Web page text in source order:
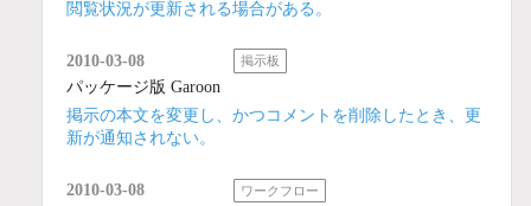
閲覧状況が更新される場合がある。
2010-03-08 掲示板
パッケージ版 Garoon
掲示の本文を変更し、かつコメントを削除したとき、更
新が通知されない。
2010-03-08 ワークフロー